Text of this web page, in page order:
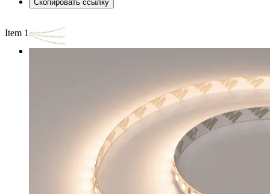
Скопировать ссылку
Item 1 of 4